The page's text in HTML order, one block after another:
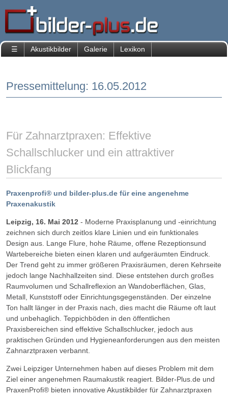
☰ Akustikbilder Galerie
Lexikon
Start
Kontakt
Pressemitteilungen
07.08.2013
PM
18.03.2013
PM
16.05.2012
21.02.2012
Referenzen
Pressemittelung: 16.05.2012
Für Zahnarztpraxen: Effektive
Schallschlucker und ein attraktiver
Blickfang
Praxenprofi® und bilder-plus.de für eine angenehme
Praxenakustik
Leipzig, 16. Mai 2012 - Moderne Praxisplanung und -einrichtung
zeichnen sich durch zeitlos klare Linien und ein funktionales
Design aus. Lange Flure, hohe Räume, offene Rezeptionsund
Wartebereiche bieten einen klaren und aufgeräumten Eindruck.
Der Trend geht zu immer größeren Praxisräumen, deren Kehrseite
jedoch lange Nachhallzeiten sind. Diese entstehen durch großes
Raumvolumen und Schallreflexion an Wandoberflächen, Glas,
Metall, Kunststoff oder Einrichtungsgegenständen. Der einzelne
Ton hallt länger in der Praxis nach, dies macht die Räume oft laut
und unbehaglich. Teppichböden in den öffentlichen
Praxisbereichen sind effektive Schallschlucker, jedoch aus
praktischen Gründen und Hygieneanforderungen aus den meisten
Zahnarztpraxen verbannt.
Zwei Leipziger Unternehmen haben auf dieses Problem mit dem
Ziel einer angenehmen Raumakustik reagiert. Bilder-Plus.de und
PraxenProfi® bieten innovative Akustikbilder für Zahnarztpraxen